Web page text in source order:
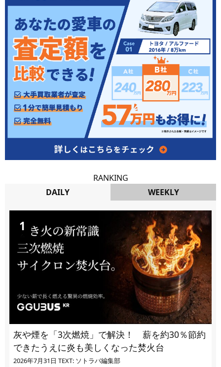
RANKING
DAILY
WEEKLY
灰や煙を「3次燃焼」で解決！ 薪を約30％節約
できたうえに炎も美しくなった焚火台
2026年7月31日 TEXT: ソトラバ編集部